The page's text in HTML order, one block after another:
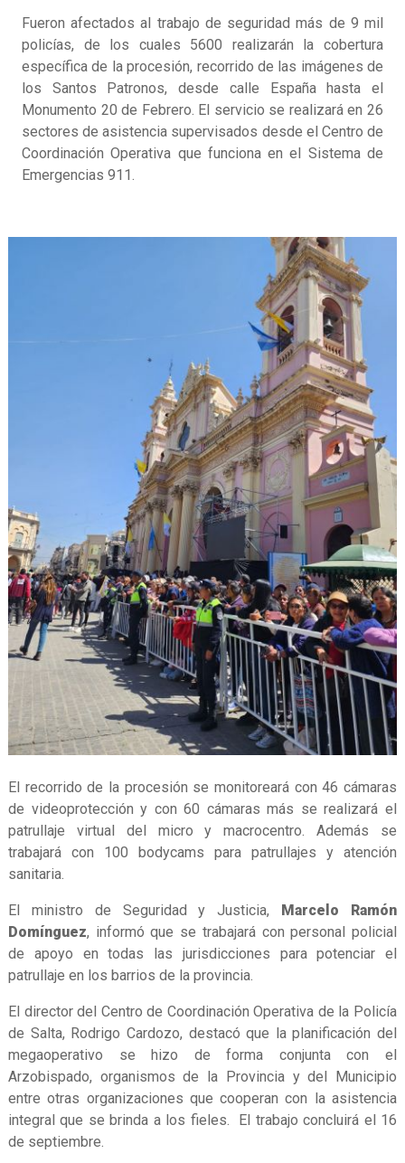
Fueron afectados al trabajo de seguridad más de 9 mil
policías, de los cuales 5600 realizarán la cobertura
específica de la procesión, recorrido de las imágenes de
los Santos Patronos, desde calle España hasta el
Monumento 20 de Febrero. El servicio se realizará en 26
sectores de asistencia supervisados desde el Centro de
Coordinación Operativa que funciona en el Sistema de
Emergencias 911.
El recorrido de la procesión se monitoreará con 46 cámaras
de videoprotección y con 60 cámaras más se realizará el
patrullaje virtual del micro y macrocentro. Además se
trabajará con 100 bodycams para patrullajes y atención
sanitaria.
El ministro de Seguridad y Justicia, Marcelo Ramón
Domínguez, informó que se trabajará con personal policial
de apoyo en todas las jurisdicciones para potenciar el
patrullaje en los barrios de la provincia.
El director del Centro de Coordinación Operativa de la Policía
de Salta, Rodrigo Cardozo, destacó que la planificación del
megaoperativo se hizo de forma conjunta con el
Arzobispado, organismos de la Provincia y del Municipio
entre otras organizaciones que cooperan con la asistencia
integral que se brinda a los fieles. El trabajo concluirá el 16
de septiembre.